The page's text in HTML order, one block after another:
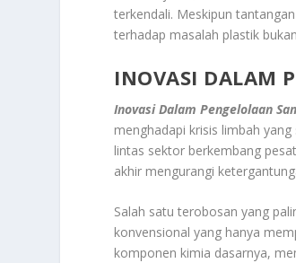
terkendali. Meskipun
terhadap masalah plastik
INOVASI DALAM
Inovasi Dalam Pengelolaan
menghadapi krisis limbah
lintas sektor berkembang
akhir mengurangi
Salah satu terobosan yang
konvensional yang hanya
komponen kimia dasarnya,